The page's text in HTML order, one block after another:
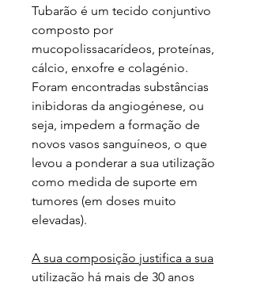
Tubarão é um tecido conjuntivo
composto por
mucopolissacarídeos, proteínas,
cálcio, enxofre e colagénio.
Foram encontradas substâncias
inibidoras da angiogénese, ou
seja, impedem a formação de
novos vasos sanguíneos, o que
levou a ponderar a sua utilização
como medida de suporte em
tumores (em doses muito
elevadas).
A sua composição justifica a sua
utilização há mais de 30 anos